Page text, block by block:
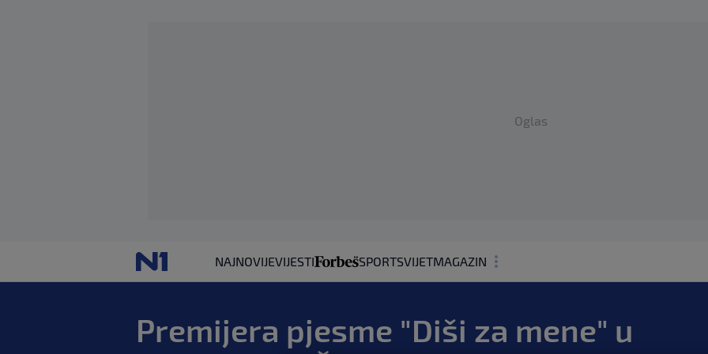
Oglas
NAJNOVIJEVIJESTI SPORTSVIJETMAGAZIN
SHOWBIZ
Premijera pjesme "Diši za mene" u